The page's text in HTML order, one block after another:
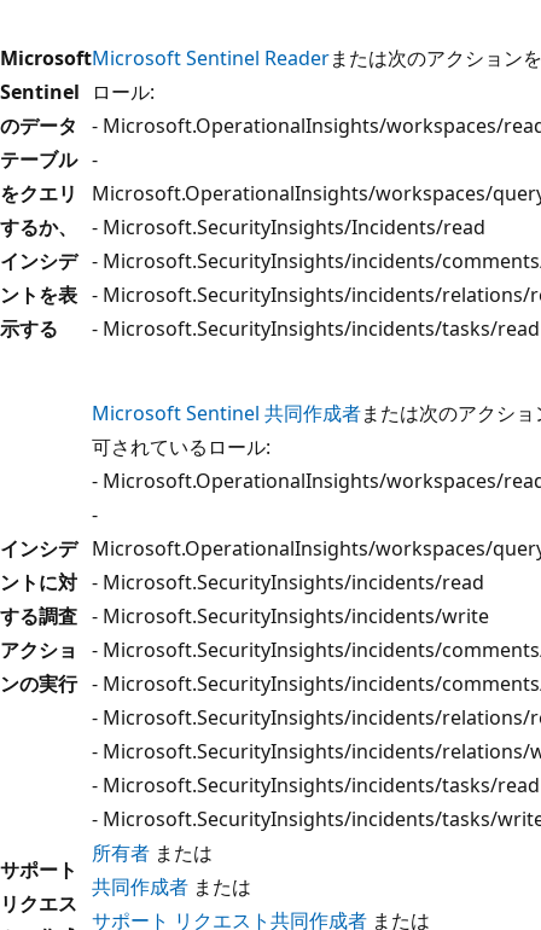
Microsoft
Sentinel
のデータ
テーブル
をクエリ
するか、
インシデ
ントを表
示する
Microsoft Sentinel Readerまたは次のアクション
ロール:
- Microsoft.OperationalInsights/workspaces/
-
Microsoft.OperationalInsights/workspaces/
- Microsoft.SecurityInsights/Incidents/read
- Microsoft.SecurityInsights/incidents/
- Microsoft.SecurityInsights/incidents/relations/
- Microsoft.SecurityInsights/incidents/tasks/read
インシデ
ントに対
する調査
アクショ
ンの実行
Microsoft Sentinel 共同作成者または次のアクシ
可されているロール:
- Microsoft.OperationalInsights/workspaces/
-
Microsoft.OperationalInsights/workspaces/
- Microsoft.SecurityInsights/incidents/read
- Microsoft.SecurityInsights/incidents/write
- Microsoft.SecurityInsights/incidents/
- Microsoft.SecurityInsights/incidents/
- Microsoft.SecurityInsights/incidents/relations/
- Microsoft.SecurityInsights/incidents/relations/
- Microsoft.SecurityInsights/incidents/tasks/read
- Microsoft.SecurityInsights/incidents/tasks/
サポート
リクエス
所有者 または
共同作成者 または
サポート リクエスト共同作成者 または